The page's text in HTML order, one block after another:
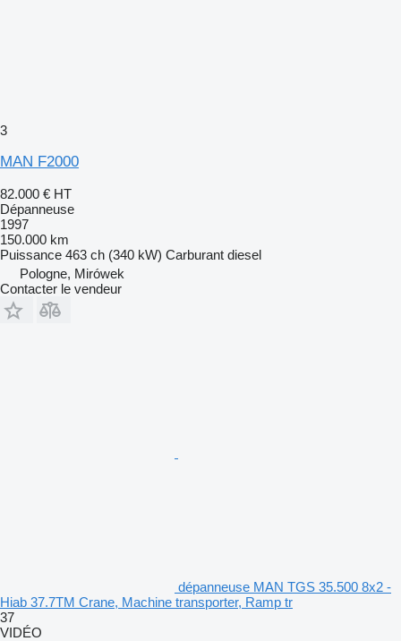
3
MAN F2000
82.000 € HT
Dépanneuse
1997
150.000 km
Puissance 463 ch (340 kW) Carburant diesel
Pologne, Mirówek
Contacter le vendeur
dépanneuse MAN TGS 35.500 8x2 -
Hiab 37.7TM Crane, Machine transporter, Ramp tr
37
VIDÉO